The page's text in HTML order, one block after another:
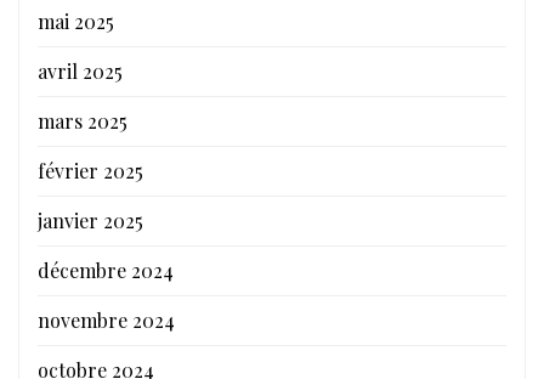
mai 2025
avril 2025
mars 2025
février 2025
janvier 2025
décembre 2024
novembre 2024
octobre 2024